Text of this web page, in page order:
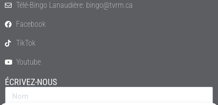
Télé-Bingo Lanaudière: bingo@tvrm.ca
Facebook
TikTok
Youtube
ÉCRIVEZ-NOUS